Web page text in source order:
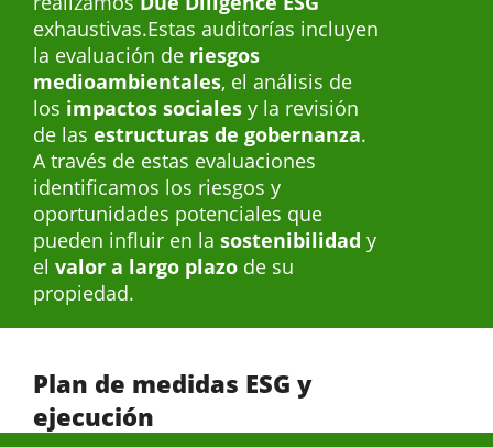
exhaustivas.Estas auditorías incluyen
la evaluación de riesgos
medioambientales, el análisis de
los impactos sociales y la revisión
de las estructuras de gobernanza.
A través de estas evaluaciones
identificamos los riesgos y
oportunidades potenciales que
pueden influir en la sostenibilidad y
el valor a largo plazo de su
propiedad.
Plan de medidas ESG y
ejecución